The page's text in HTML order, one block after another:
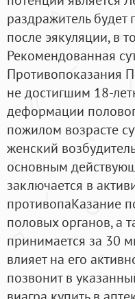
раздражитель будет
после эякуляции, в
Рекомендованная
Противопоказания
не достигшим 18-
деформации
пожилом возрасте
женский
основным
заключается в
противопаКазание
половых органов, а
принимается за 30
влияет на его
позвонит в